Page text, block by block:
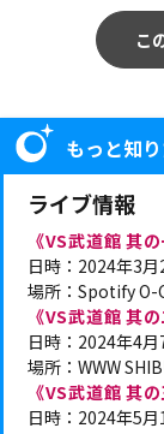
こ
もっと知り
ライブ情報
《VS武道館 其の
日時：2024年3
場所：Spotify O-
《VS武道館 其の
日時：2024年4
場所：WWW
《VS武道館 其の
日時：2024年5